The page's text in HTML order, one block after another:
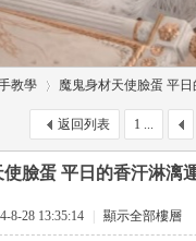
教學
›
魔鬼身材天使臉蛋 平
1 ...
返回列表
使臉蛋 平日的香汗淋漓
8-28 13:35:14 顯示全部樓層